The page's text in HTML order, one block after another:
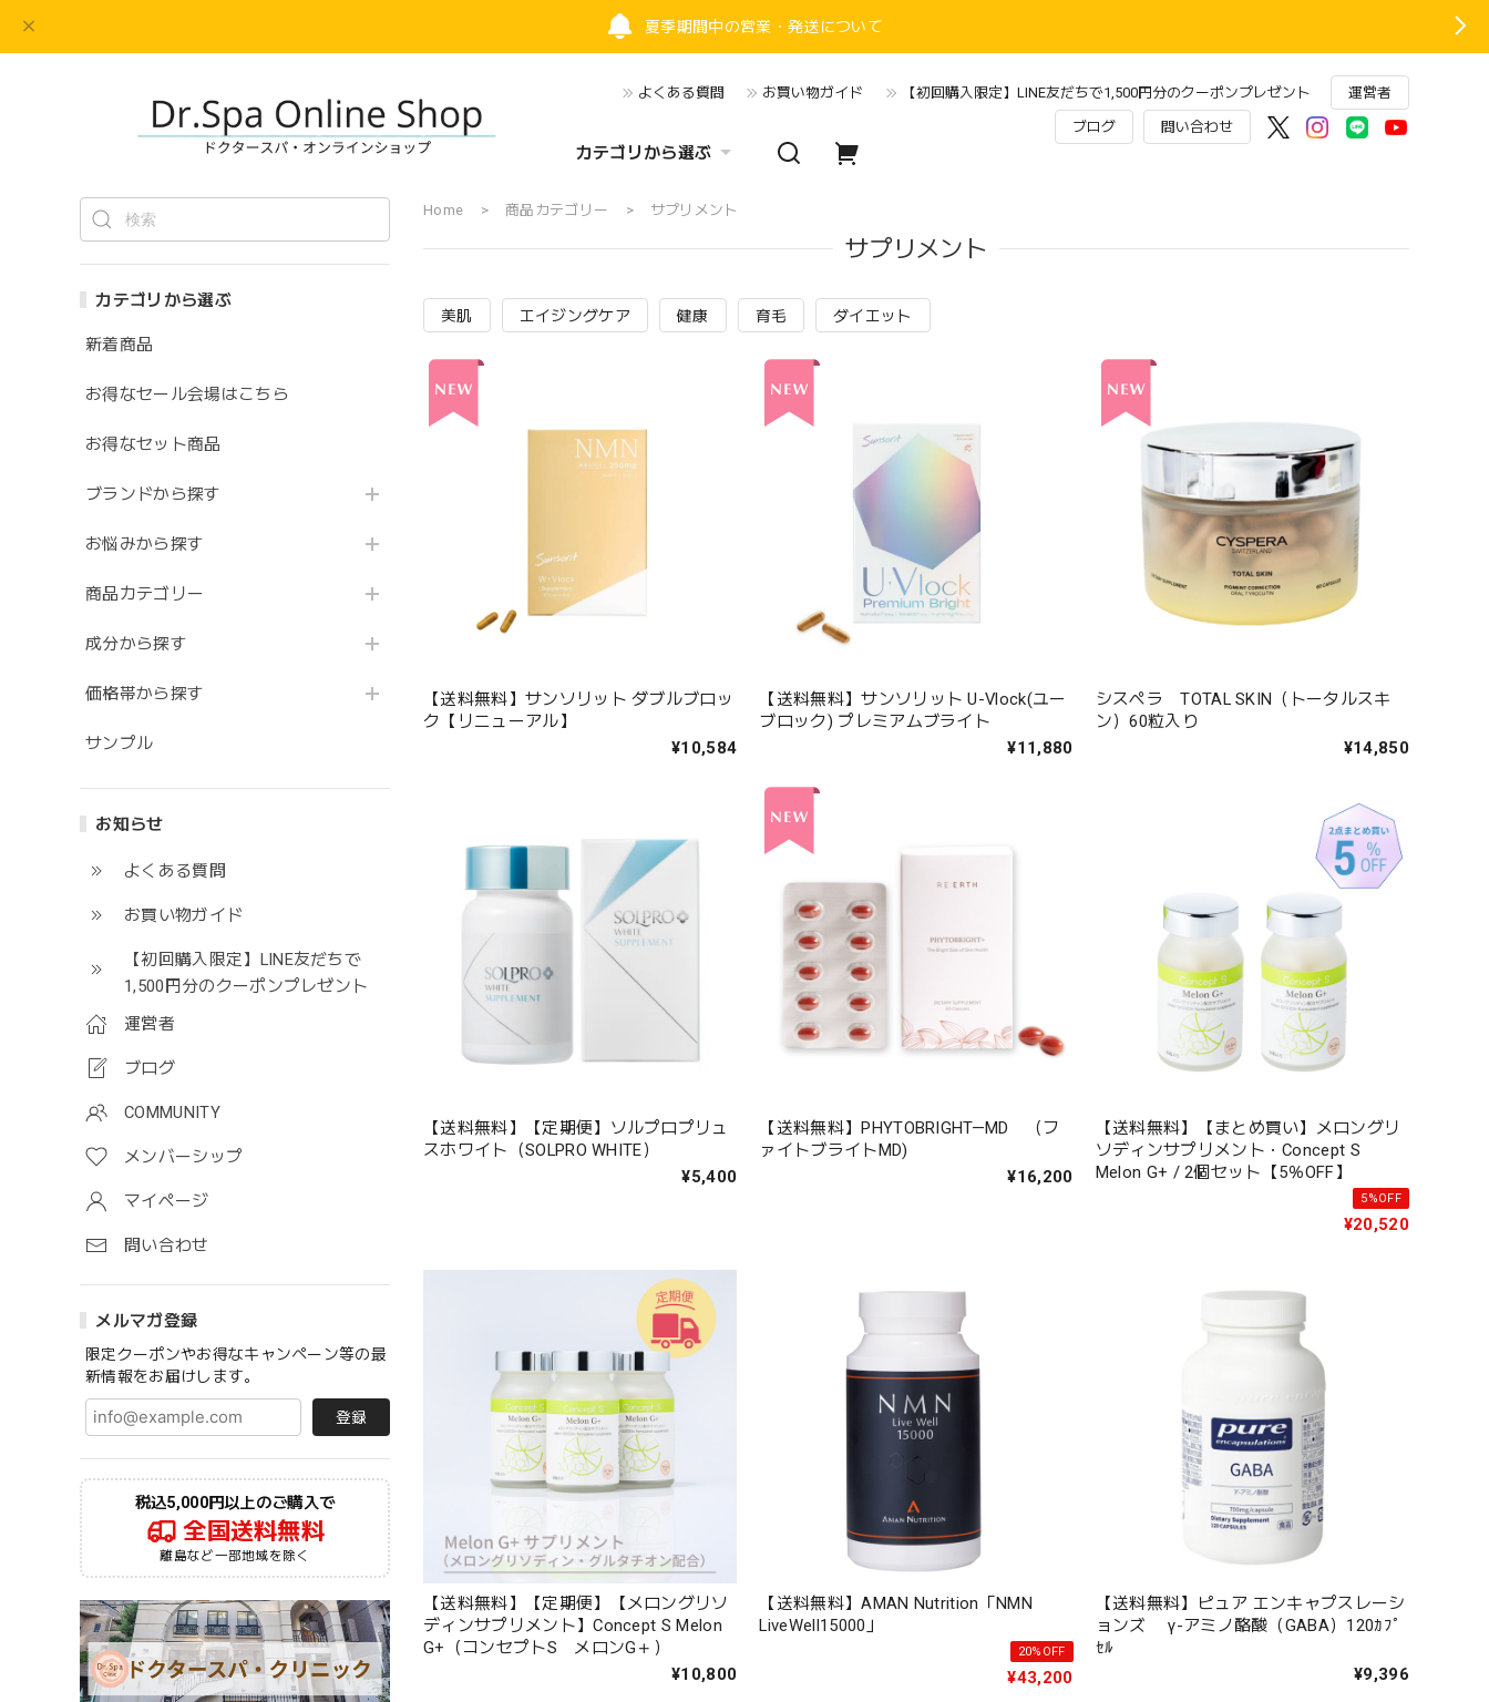
夏季期間中の営業・発送について
よくある質問 お買い物ガイド 【初回購入限定】LINE友だちで1,500円分のクーポンプレゼント 運営者
ブログ 問い合わせ
カテゴリから選ぶ
カテゴリから選ぶ
新着商品
お得なセール会場はこちら
お得なセット商品
ブランドから探す
お悩みから探す
商品カテゴリー
成分から探す
価格帯から探す
サンプル
お知らせ
よくある質問
お買い物ガイド
【初回購入限定】LINE友だちで
1,500円分のクーポンプレゼント
運営者
ブログ
COMMUNITY
メンバーシップ
マイページ
問い合わせ
メルマガ登録
限定クーポンやお得なキャンペーン等の最
新情報をお届けします。
登録
税込5,000円以上のご購入で
全国送料無料
離島など一部地域を除く
Home 商品カテゴリー サプリメント
サプリメント
美肌 エイジングケア 健康 育毛 ダイエット
【送料無料】サンソリット ダブルブロッ
ク【リニューアル】
¥10,584
【送料無料】サンソリット U-Vlock(ユー
ブロック) プレミアムブライト
¥11,880
シスペラ TOTAL SKIN（トータルスキ
ン）60粒入り
¥14,850
【送料無料】【定期便】ソルプロプリュ
スホワイト（SOLPRO WHITE）
¥5,400
【送料無料】PHYTOBRIGHT—MD （フ
ァイトブライトMD)
¥16,200
【送料無料】【まとめ買い】メロングリ
ソディンサプリメント・Concept S
Melon G+ / 2個セット【5％OFF】
5%OFF
¥20,520
【送料無料】【定期便】【メロングリソ
ディンサプリメント】Concept S Melon
G+（コンセプトS メロンG＋）
¥10,800
【送料無料】AMAN Nutrition「NMN
LiveWell15000」
20%OFF
¥43,200
【送料無料】ピュア エンキャプスレーシ
ョンズ γ-アミノ酪酸（GABA）120ｶﾌﾟ
ｾﾙ
¥9,396